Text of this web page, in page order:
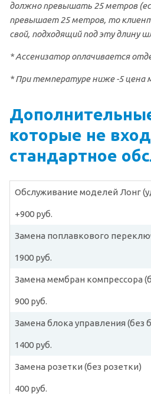
должно превышать 25 метров
превышает 25 метров, то
свой, подходящий под эту длину
* Ассенизатор оплачивается
* При температуре ниже -5 цена
которые не
стандартное
Обслуживание моделей Лонг
+900 руб.
Замена поплавкового
1900 руб.
Замена мембран компрессора
900 руб.
Замена блока управления (без
1400 руб.
Замена розетки (без розетки)
400 руб.